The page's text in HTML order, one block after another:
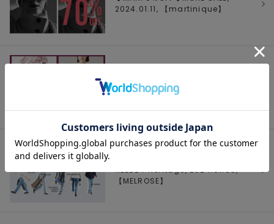
2024.01.11, 【 martinique】
WEEKLYRANKING Jan.Vol.1,
2024.01.09, 【 MELROSE
NEEDBY heritage, 2024.01.05,
【 MELROSE】